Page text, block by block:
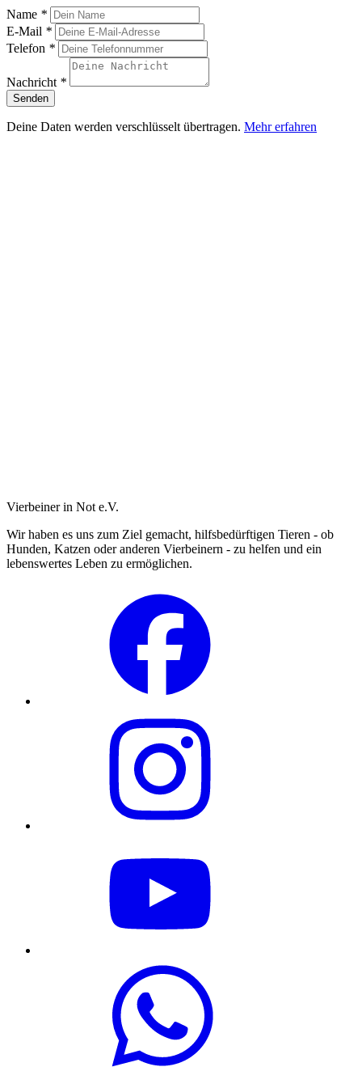
Name *
E-Mail *
Telefon *
Nachricht *
Senden
Deine Daten werden verschlüsselt übertragen. Mehr erfahren
Vierbeiner in Not e.V.
Wir haben es uns zum Ziel gemacht, hilfsbedürftigen Tieren - ob
Hunden, Katzen oder anderen Vierbeinern - zu helfen und ein
lebenswertes Leben zu ermöglichen.